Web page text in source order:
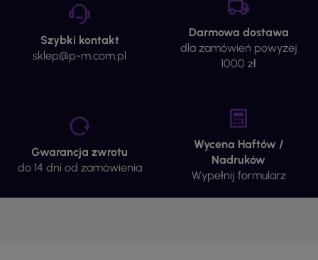
Szybki kontakt
sklep@p-m.com.pl
Darmowa dostawa
dla zamówień powyżej
1000 zł
Gwarancja zwrotu
do 14 dni od zamówienia
Wycena Haftów /
Nadruków
Wypełnij formularz